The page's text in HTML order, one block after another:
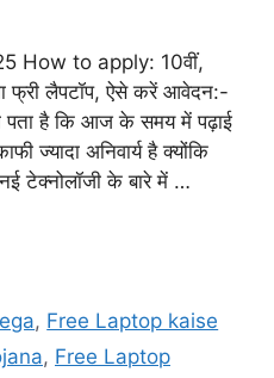
How to apply: 10वीं,
फ्री लैपटॉप, ऐसे करें आवेदन:-
पता है कि आज के समय में पढ़ाई
ज्यादा अनिवार्य है क्योंकि
टेक्नोलॉजी के बारे में …
, Free Laptop kaise
, Free Laptop